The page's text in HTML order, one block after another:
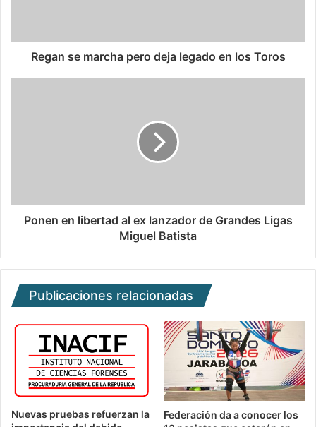
Regan se marcha pero deja legado en los Toros
Ponen en libertad al ex lanzador de Grandes Ligas
Miguel Batista
Publicaciones relacionadas
Nuevas pruebas refuerzan la
Federación da a conocer los